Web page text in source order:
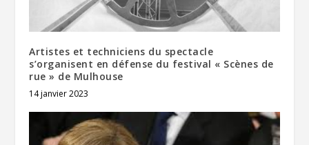
Artistes et techniciens du spectacle
s’organisent en défense du festival « Scènes de
rue » de Mulhouse
14 janvier 2023